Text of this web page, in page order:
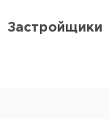
Застройщики